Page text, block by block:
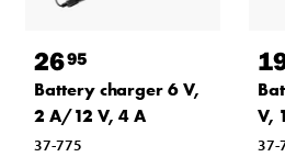
2695
Battery charger 6 V,
2 A/12 V, 4 A
37-775
V,
37-